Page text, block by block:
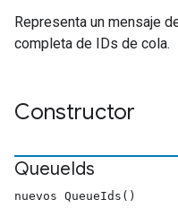
Representa un mensaje
completa de IDs de cola.
Constructor
QueueIds
nuevos QueueIds()